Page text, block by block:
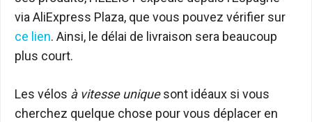
via AliExpress Plaza, que vous pouvez vérifier sur
ce lien. Ainsi, le délai de livraison sera beaucoup
plus court.
Les vélos à vitesse uniquesont idéaux si vous
cherchez quelque chose pour vous déplacer en